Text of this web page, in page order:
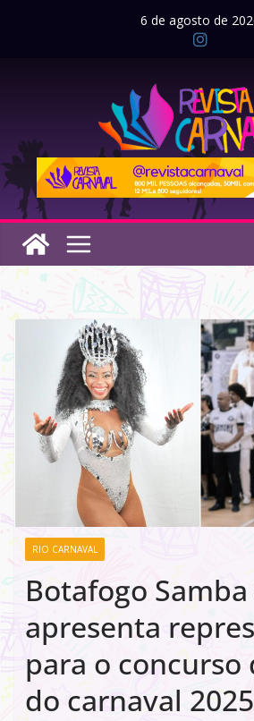
6 de agosto de
RIO CARNAVAL
Botafogo
apresenta
para o concurso
do carnaval 2025